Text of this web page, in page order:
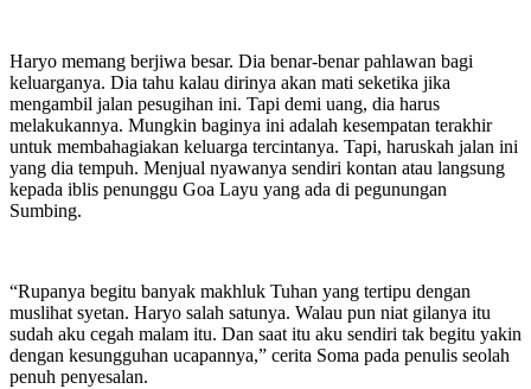
Haryo memang berjiwa besar. Dia benar-benar pahlawan bagi
keluarganya. Dia tahu kalau dirinya akan mati seketika jika
mengambil jalan pesugihan ini. Tapi demi uang, dia harus
melakukannya. Mungkin baginya ini adalah kesempatan terakhir
untuk membahagiakan keluarga tercintanya. Tapi, haruskah jalan ini
yang dia tempuh. Menjual nyawanya sendiri kontan atau langsung
kepada iblis penunggu Goa Layu yang ada di pegunungan
Sumbing.
“Rupanya begitu banyak makhluk Tuhan yang tertipu dengan
muslihat syetan. Haryo salah satunya. Walau pun niat gilanya itu
sudah aku cegah malam itu. Dan saat itu aku sendiri tak begitu yakin
dengan kesungguhan ucapannya,” cerita Soma pada penulis seolah
penuh penyesalan.